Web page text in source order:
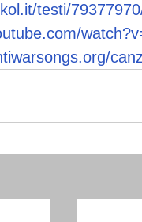
testi/